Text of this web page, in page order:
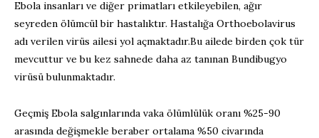
Ebola insanları ve diğer primatları etkileyebilen, ağır
seyreden ölümcül bir hastalıktır. Hastalığa Orthoebolavirus
adı verilen virüs ailesi yol açmaktadır.Bu ailede birden çok tür
mevcuttur ve bu kez sahnede daha az tanınan Bundibugyo
virüsübulunmaktadır.
Geçmiş Ebola salgınlarında vaka ölümlülük oranı %25-90
arasında değişmekle beraber ortalama %50 civarında